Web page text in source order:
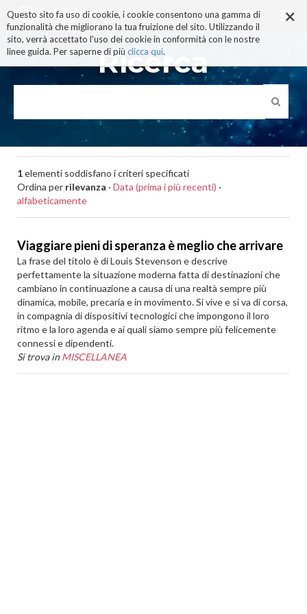
×
Questo sito fa uso di cookie, i cookie consentono una gamma di
funzionalità che migliorano la tua fruizione del sito. Utilizzando il
sito, verrà accettato l'uso dei cookie in conformità con le nostre
linee guida. Per saperne di più clicca qui.
ai
contenuti.
|
alla
navigazione
Ricerca
1elementi soddisfano i criteri specificati
Ordina per rilevanza · Data (prima i più recenti) ·
alfabeticamente
Viaggiare pieni di speranza è meglio che arrivare
La frase del titolo è di Louis Stevenson e descrive
perfettamente la situazione moderna fatta di destinazioni che
cambiano in continuazione a causa di una realtà sempre più
dinamica, mobile, precaria e in movimento. Si vive e si va di corsa,
in compagnia di dispositivi tecnologici che impongono il loro
ritmo e la loro agenda e ai quali siamo sempre più felicemente
connessi e dipendenti.
Si trova in MISCELLANEA